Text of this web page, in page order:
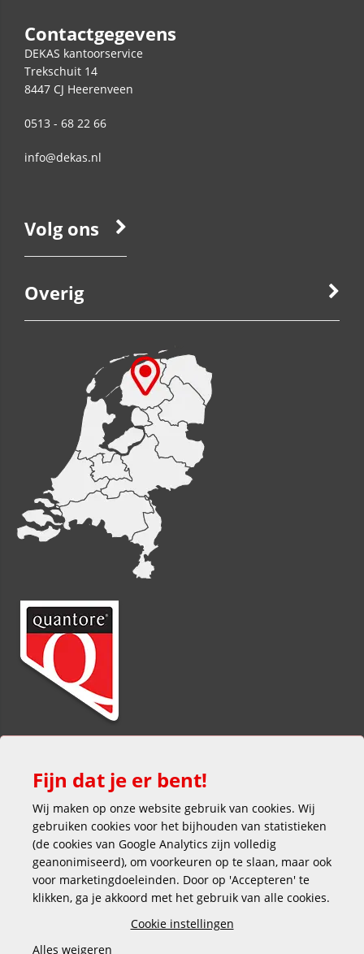
Contactgegevens
DEKAS kantoorservice
Trekschuit 14
8447 CJ Heerenveen
0513 - 68 22 66
info@dekas.nl
Volg ons
Overig
Veilig en gemakkelijk betalen
Fijn dat je er bent!
Wij maken op onze website gebruik van cookies. Wij
gebruiken cookies voor het bijhouden van statistieken
(de cookies van Google Analytics zijn volledig
geanonimiseerd), om voorkeuren op te slaan, maar ook
voor marketingdoeleinden. Door op 'Accepteren' te
klikken, ga je akkoord met het gebruik van alle cookies.
Cookie instellingen
Alles weigeren